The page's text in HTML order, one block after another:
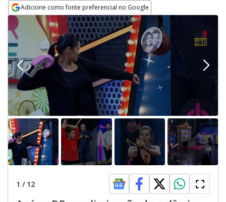
Adicione como fonte preferencial no Google
Opens in new window
1 / 12